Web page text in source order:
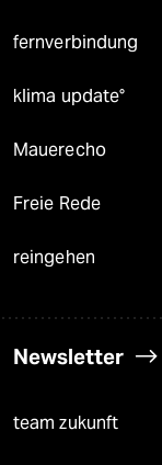
fernverbindung
klima update°
Mauerecho
Freie Rede
reingehen
Newsletter
team zukunft